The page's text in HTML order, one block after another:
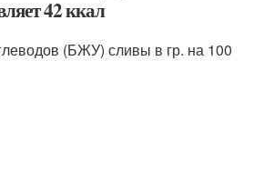
42 ккал
(БЖУ) сливы в гр. на 100